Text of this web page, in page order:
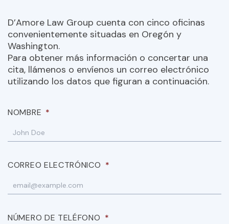
D’Amore Law Group cuenta con cinco oficinas
convenientemente situadas en Oregón y
Washington.
Para obtener más información o concertar una
cita, llámenos o envíenos un correo electrónico
utilizando los datos que figuran a continuación.
NOMBRE *
CORREO ELECTRÓNICO *
NÚMERO DE TELÉFONO *